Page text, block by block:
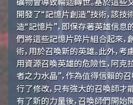
開發了“記憶片創造”技術，該
造“記憶片”，即保存著英雄信息
們將這些記憶片碎片組合起來，
術，用於召喚新的英雄。此外，
用資源召喚英雄的危險性，阿
者之力水晶”，作為值得信賴的
行了修改，只有強大的召喚師才
有了新的力量後，召喚師們開